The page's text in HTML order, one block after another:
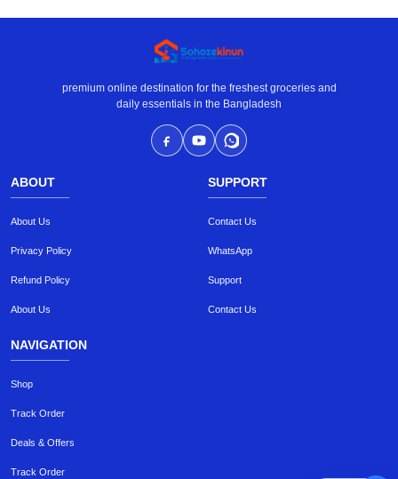
premium online destination for the freshest groceries and
daily essentials in the Bangladesh
ABOUT
About Us
Privacy Policy
Refund Policy
About Us
SUPPORT
Contact Us
WhatsApp
Support
Contact Us
NAVIGATION
Shop
Track Order
Deals & Offers
Track Order